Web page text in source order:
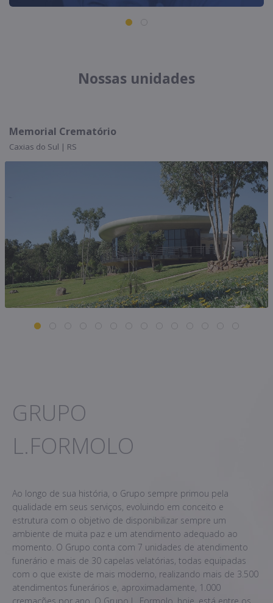
Nossas unidades
Memorial Crematório
Caxias do Sul | RS
GRUPO
L.FORMOLO
Ao longo de sua história, o Grupo sempre primou pela
qualidade em seus serviços, evoluindo em conceito e
estrutura com o objetivo de disponibilizar sempre um
ambiente de muita paz e um atendimento adequado ao
momento. O Grupo conta com 7 unidades de atendimento
funerário e mais de 30 capelas velatórias, todas equipadas
com o que existe de mais moderno, realizando mais de 3.500
atendimentos funerários e, aproximadamente, 1.000